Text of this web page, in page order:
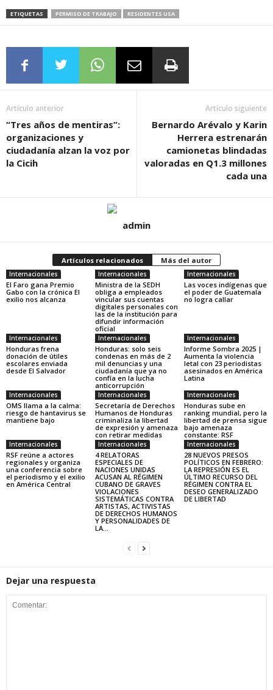
ETIQUETAS PERMISO DE TRABAJO RESIDENTES USA
Artículo anterior
“Tres años de mentiras”:
organizaciones y
ciudadanía alzan la voz por
la Cicih
Artículo siguiente
Bernardo Arévalo y Karin
Herrera estrenarán
camionetas blindadas
valoradas en Q1.3 millones
cada una
admin
Artículos relacionados Más del autor
Internacionales
El Faro gana Premio
Gabo con la crónica El
exilio nos alcanza
Internacionales
Ministra de la SEDH
obliga a empleados
vincular sus cuentas
digitales personales con
las de la institución para
difundir información
oficial
Internacionales
Las voces indígenas que
el poder de Guatemala
no logra callar
Internacionales
Honduras frena
donación de útiles
escolares enviada
desde El Salvador
Internacionales
Honduras: solo seis
condenas en más de 2
mil denuncias y una
ciudadanía que ya no
confía en la lucha
anticorrupción
Internacionales
Informe Sombra 2025 |
Aumenta la violencia
letal con 23 periodistas
asesinados en América
Latina
Internacionales
OMS llama a la calma:
riesgo de hantavirus se
mantiene bajo
Internacionales
Secretaría de Derechos
Humanos de Honduras
criminaliza la libertad
de expresión y amenaza
con retirar medidas
Internacionales
Honduras sube en
ranking mundial, pero la
libertad de prensa sigue
bajo amenaza
constante: RSF
Internacionales
RSF reúne a actores
regionales y organiza
una conferencia sobre
el periodismo y el exilio
en América Central
Internacionales
4 RELATORAS
ESPECIALES DE
NACIONES UNIDAS
ACUSAN AL RÉGIMEN
CUBANO DE GRAVES
VIOLACIONES
SISTEMÁTICAS CONTRA
ARTISTAS, ACTIVISTAS
DE DERECHOS HUMANOS
Y PERSONALIDADES DE
LA...
Internacionales
28 NUEVOS PRESOS
POLÍTICOS EN FEBRERO:
LA REPRESIÓN ES EL
ÚLTIMO RECURSO DEL
RÉGIMEN CONTRA EL
DESEO GENERALIZADO
DE LIBERTAD
Dejar una respuesta